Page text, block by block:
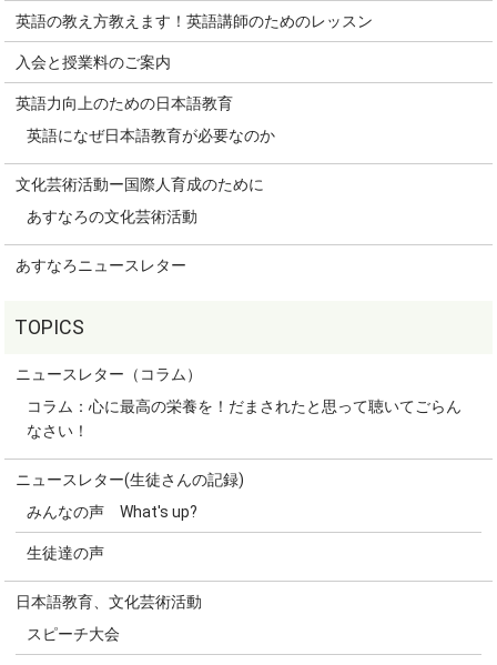
英語の教え方教えます！英語講師のためのレッスン
入会と授業料のご案内
英語力向上のための日本語教育
英語になぜ日本語教育が必要なのか
文化芸術活動ー国際人育成のために
あすなろの文化芸術活動
あすなろニュースレター
ニュースレター（コラム）
コラム：心に最高の栄養を！だまされたと思って聴いてごらん
なさい！
ニュースレター(生徒さんの記録)
みんなの声 What's up?
生徒達の声
日本語教育、文化芸術活動
スピーチ大会